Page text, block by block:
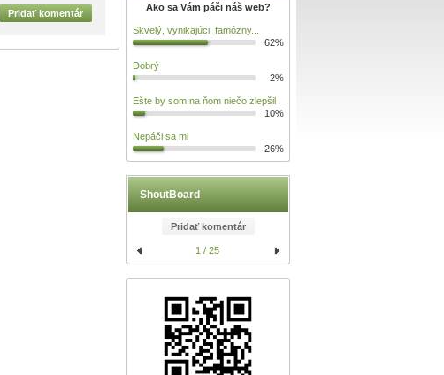
Ako sa Vám páči náš web?
Skvelý, vynikajúci, famózny...
62%
Dobrý
2%
Ešte by som na ňom niečo zlepšil
10%
Nepáči sa mi
26%
ShoutBoard
Pridať komentár
1 / 25
Pridať komentár